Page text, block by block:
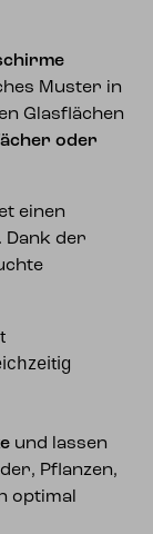
Muster in
Glasflächen
oder
einen
Dank der
und lassen
Pflanzen,
optimal